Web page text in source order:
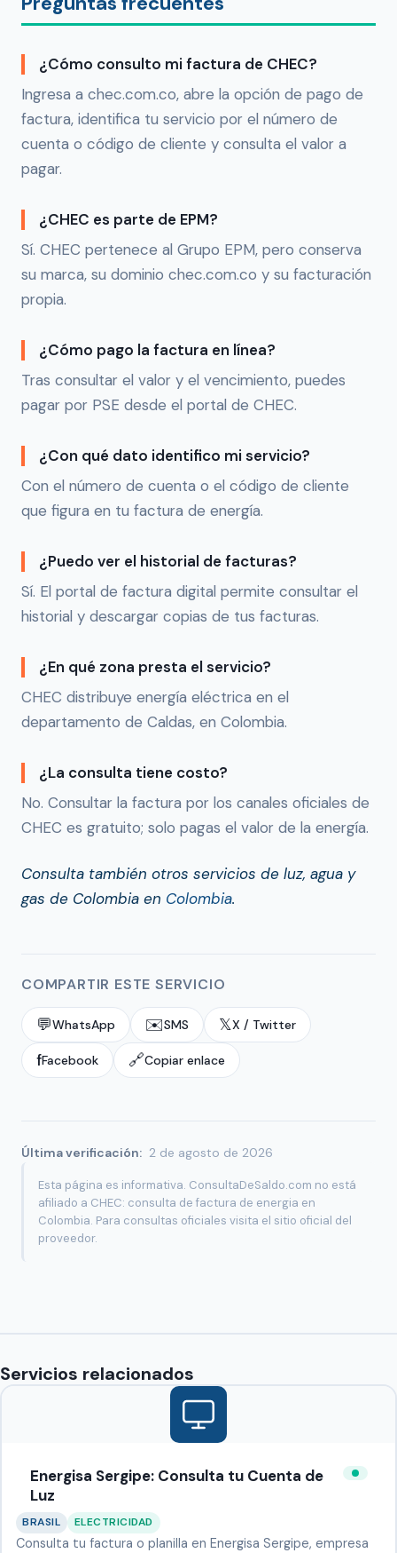
¿Cómo consulto mi factura de CHEC?
Ingresa a chec.com.co, abre la opción de pago de
factura, identifica tu servicio por el número de
cuenta o código de cliente y consulta el valor a
pagar.
¿CHEC es parte de EPM?
Sí. CHEC pertenece al Grupo EPM, pero conserva
su marca, su dominio chec.com.co y su facturación
propia.
¿Cómo pago la factura en línea?
Tras consultar el valor y el vencimiento, puedes
pagar por PSE desde el portal de CHEC.
¿Con qué dato identifico mi servicio?
Con el número de cuenta o el código de cliente
que figura en tu factura de energía.
¿Puedo ver el historial de facturas?
Sí. El portal de factura digital permite consultar el
historial y descargar copias de tus facturas.
¿En qué zona presta el servicio?
CHEC distribuye energía eléctrica en el
departamento de Caldas, en Colombia.
¿La consulta tiene costo?
No. Consultar la factura por los canales oficiales de
CHEC es gratuito; solo pagas el valor de la energía.
Consulta también otros servicios de luz, agua y
gas de Colombia en Colombia.
COMPARTIR ESTE SERVICIO
💬WhatsApp ✉️SMS 𝕏X / Twitter
fFacebook 🔗Copiar enlace
Última verificación: 2 de agosto de 2026
Esta página es informativa. ConsultaDeSaldo.com no está
afiliado a CHEC: consulta de factura de energia en
Colombia. Para consultas oficiales visita el sitio oficial del
proveedor.
Servicios relacionados
Energisa Sergipe: Consulta tu Cuenta de
Luz
BRASIL ELECTRICIDAD
Consulta tu factura o planilla en Energisa Sergipe, empresa